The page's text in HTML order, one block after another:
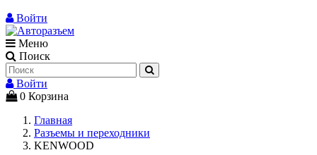
Войти
Меню
Поиск
Войти
0 Корзина
Главная
Разъемы и переходники
KENWOOD